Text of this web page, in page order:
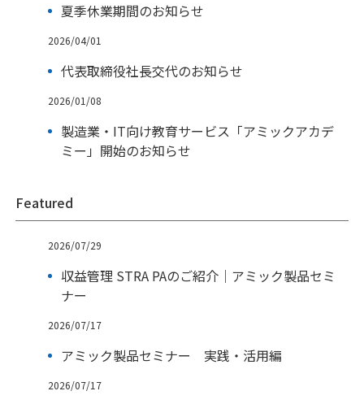
夏季休業期間のお知らせ
2026/04/01
代表取締役社長交代のお知らせ
2026/01/08
製造業・IT向け教育サービス「アミックアカデ
ミー」開始のお知らせ
Featured
2026/07/29
収益管理 STRA PAのご紹介｜アミック製品セミ
ナー
2026/07/17
アミック製品セミナー 実践・活用編
2026/07/17